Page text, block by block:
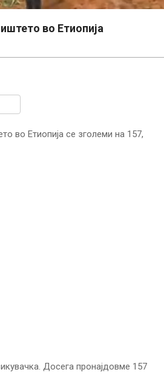
во Етиопија
во Етиопија се зголеми на 157,
Досега пронајдовме 157